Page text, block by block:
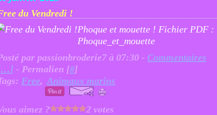
du Vendredi !
Phoque et mouette ! Fichier PDF :
Phoque_et_mouette
par passionbroderie7 à 07:30 - Commentaires
…] - Permalien [#]
Free, Animaux marins
aimez ? 2 votes